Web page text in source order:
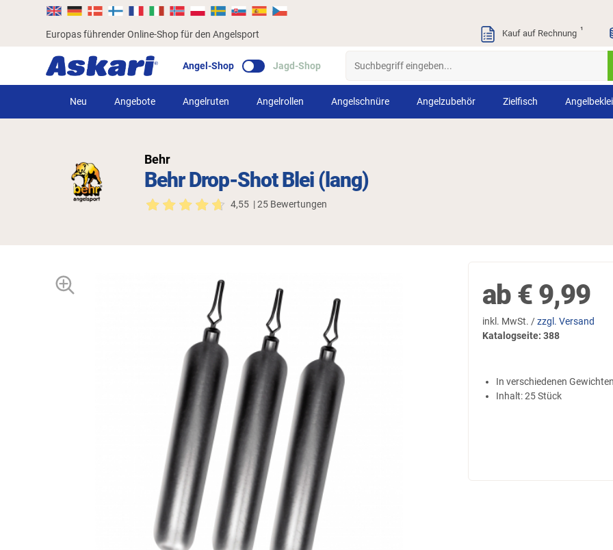
Europas führender Online-Shop für den Angelsport Kauf auf Rechnung ¹
Angel-Shop Jagd-Shop
Neu Angebote Angelruten Angelrollen Angelschnüre Angelzubehör Zielfisch
Behr Drop-Shot Blei (lang)
Behr
4,55 | 25 Bewertungen
ab € 9,99
inkl. MwSt. /zzgl. Versand
Katalogseite: 388
In verschiedenen
Inhalt: 25 Stück